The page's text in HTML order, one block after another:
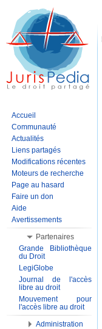
Accueil
Communauté
Actualités
Liens partagés
Modifications récentes
Moteurs de recherche
Page au hasard
Faire un don
Aide
Avertissements
Partenaires
Grande Bibliothèque
du Droit
LegiGlobe
Journal de l'accès
libre au droit
Mouvement pour
l'accès libre au droit
Administration